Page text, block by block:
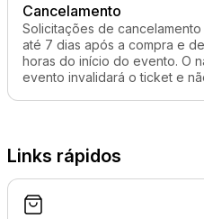
Cancelamento
Solicitações de
até 7 dias após a compra e
horas do início do evento. O
evento invalidará o ticket e
Links rápidos